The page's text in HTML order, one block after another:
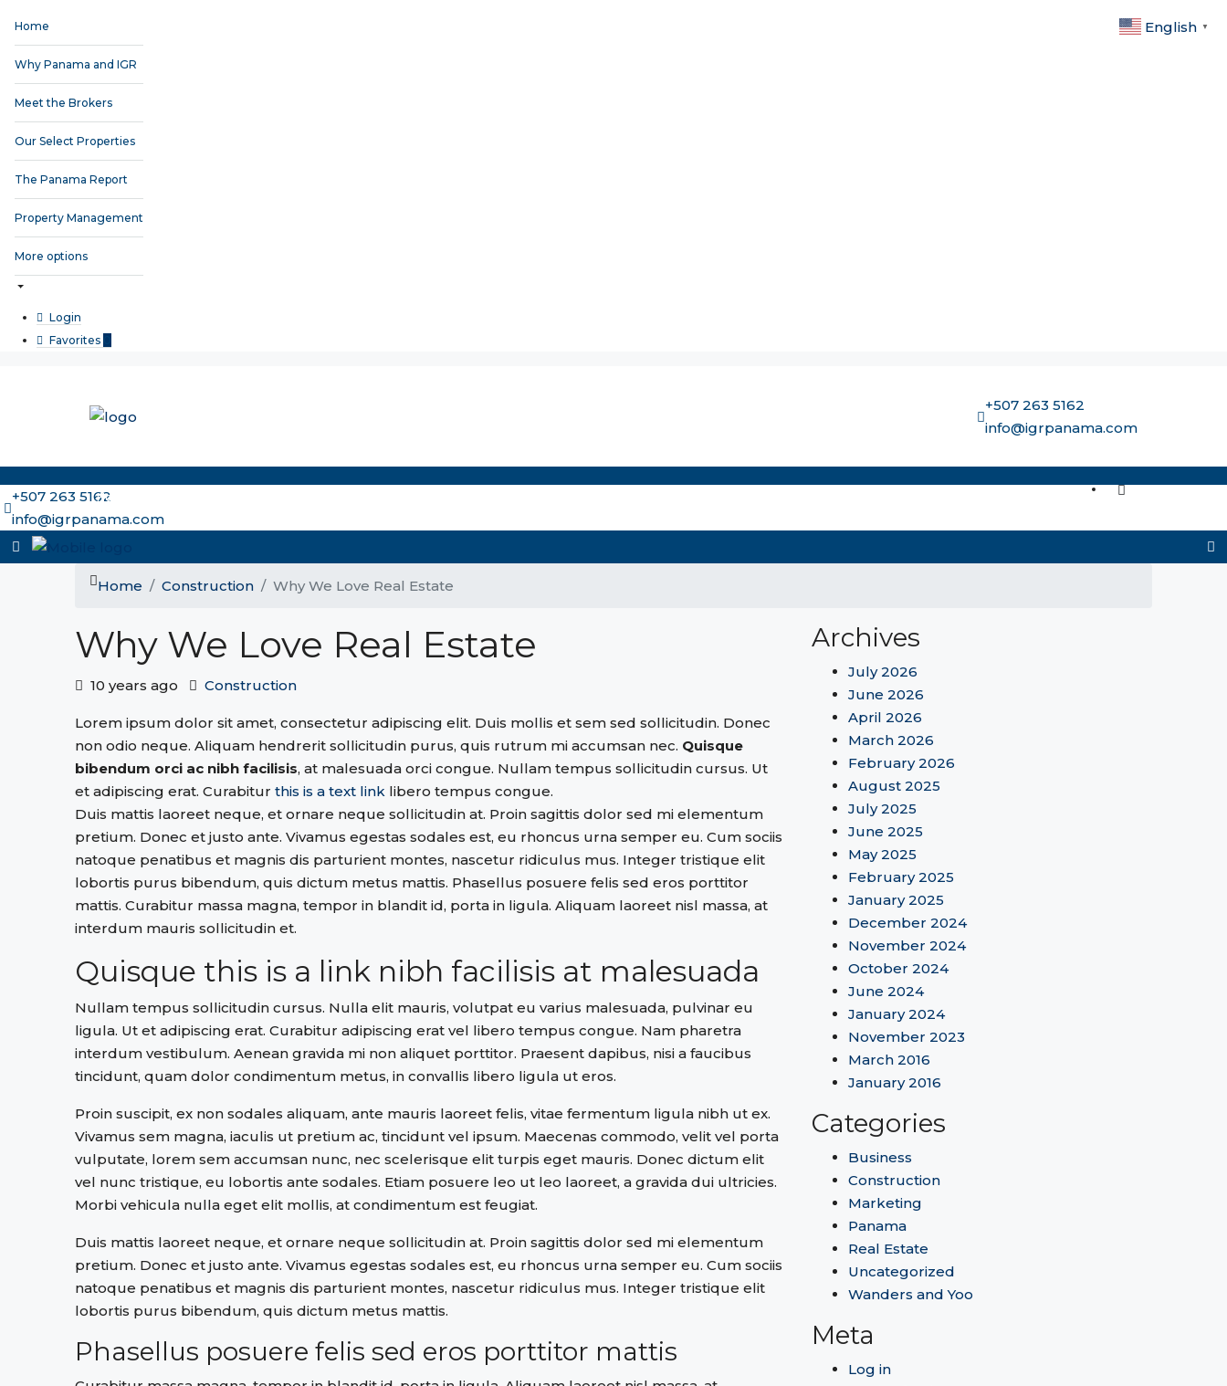
Home
Why Panama and IGR
Meet the Brokers
Our Select Properties
The Panama Report
Property Management
More options
Login
Favorites
+507 263 5162
info@igrpanama.com
Home
+507 263 5162
info@igrpanama.com
Home Construction Why We Love Real Estate
Why We Love Real Estate
10 years ago Construction
Lorem ipsum dolor sit amet, consectetur adipiscing elit. Duis mollis et sem sed sollicitudin. Donec
non odio neque. Aliquam hendrerit sollicitudin purus, quis rutrum mi accumsan nec. Quisque
bibendum orci ac nibh facilisis, at malesuada orci congue. Nullam tempus sollicitudin cursus. Ut
et adipiscing erat. Curabitur this is a text link libero tempus congue.
Duis mattis laoreet neque, et ornare neque sollicitudin at. Proin sagittis dolor sed mi elementum
pretium. Donec et justo ante. Vivamus egestas sodales est, eu rhoncus urna semper eu. Cum sociis
natoque penatibus et magnis dis parturient montes, nascetur ridiculus mus. Integer tristique elit
lobortis purus bibendum, quis dictum metus mattis. Phasellus posuere felis sed eros porttitor
mattis. Curabitur massa magna, tempor in blandit id, porta in ligula. Aliquam laoreet nisl massa, at
interdum mauris sollicitudin et.
Quisque this is a link nibh facilisis at malesuada
Nullam tempus sollicitudin cursus. Nulla elit mauris, volutpat eu varius malesuada, pulvinar eu
ligula. Ut et adipiscing erat. Curabitur adipiscing erat vel libero tempus congue. Nam pharetra
interdum vestibulum. Aenean gravida mi non aliquet porttitor. Praesent dapibus, nisi a faucibus
tincidunt, quam dolor condimentum metus, in convallis libero ligula ut eros.
Proin suscipit, ex non sodales aliquam, ante mauris laoreet felis, vitae fermentum ligula nibh ut ex.
Vivamus sem magna, iaculis ut pretium ac, tincidunt vel ipsum. Maecenas commodo, velit vel porta
vulputate, lorem sem accumsan nunc, nec scelerisque elit turpis eget mauris. Donec dictum elit
vel nunc tristique, eu lobortis ante sodales. Etiam posuere leo ut leo laoreet, a gravida dui ultricies.
Morbi vehicula nulla eget elit mollis, at condimentum est feugiat.
Duis mattis laoreet neque, et ornare neque sollicitudin at. Proin sagittis dolor sed mi elementum
pretium. Donec et justo ante. Vivamus egestas sodales est, eu rhoncus urna semper eu. Cum sociis
natoque penatibus et magnis dis parturient montes, nascetur ridiculus mus. Integer tristique elit
lobortis purus bibendum, quis dictum metus mattis.
Phasellus posuere felis sed eros porttitor mattis
Archives
July 2026
June 2026
April 2026
March 2026
February 2026
August 2025
July 2025
June 2025
May 2025
February 2025
January 2025
December 2024
November 2024
October 2024
June 2024
January 2024
November 2023
March 2016
January 2016
Categories
Business
Construction
Marketing
Panama
Real Estate
Uncategorized
Wanders and Yoo
Meta
Log in
English ▼